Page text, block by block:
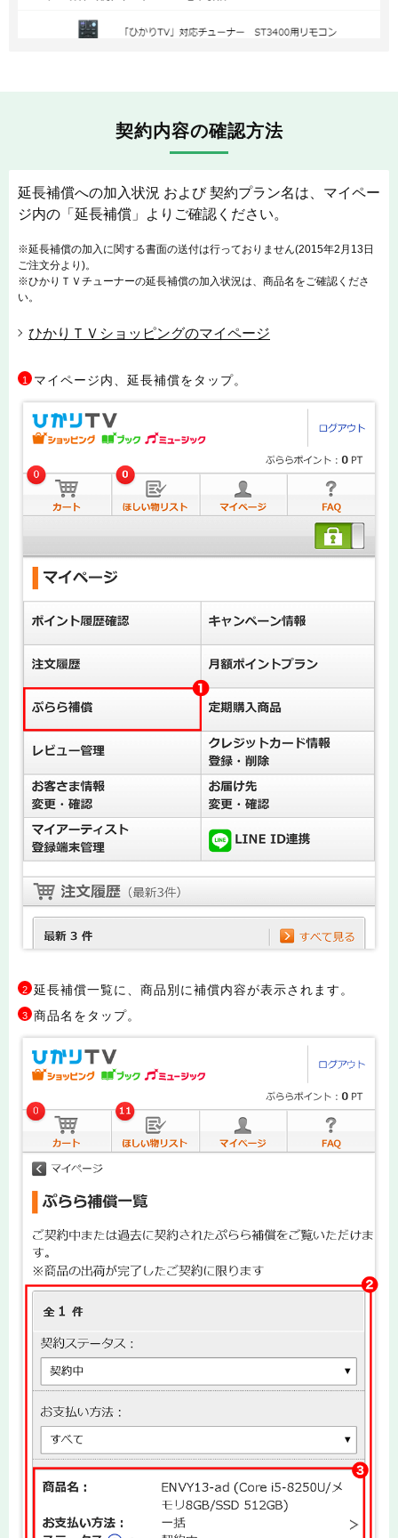
契約内容の確認方法
延長補償への加入状況 および 契約プラン名は、マイペー
ジ内の「延長補償」よりご確認ください。
※延長補償の加入に関する書面の送付は行っておりません(2015年2月13日
ご注文分より)。
※ひかりＴＶチューナーの延長補償の加入状況は、商品名をご確認くださ
い。
ひかりＴＶショッピングのマイページ
1 マイページ内、延長補償をタップ。
2 延長補償一覧に、商品別に補償内容が表示されます。
3 商品名をタップ。